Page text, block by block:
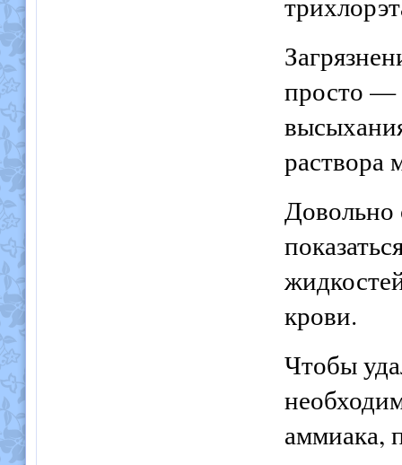
просто —
раствора
Довольно
крови.
Чтобы
аммиака,